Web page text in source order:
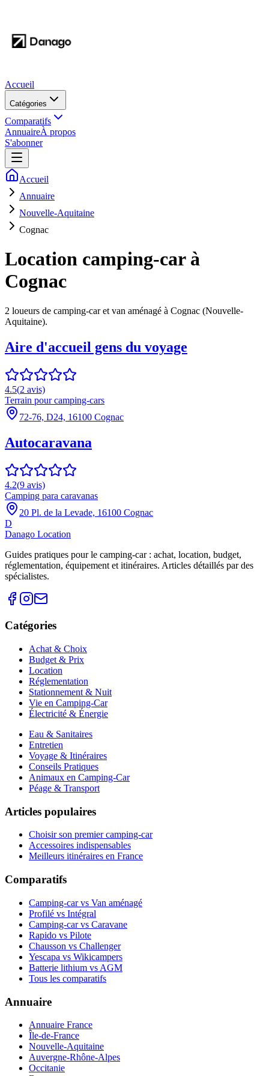
Accueil
Catégories
Comparatifs
AnnuaireÀ propos
S'abonner
Accueil
Annuaire
Nouvelle-Aquitaine
Cognac
Location camping-car à
Cognac
2 loueurs de camping-car et van aménagé à Cognac (Nouvelle-
Aquitaine).
Aire d'accueil gens du voyage
4.5(2 avis)
Terrain pour camping-cars
72-76, D24, 16100 Cognac
Autocaravana
4.2(9 avis)
Camping para caravanas
20 Pl. de la Levade, 16100 Cognac
D
Danago Location
Guides pratiques pour le camping-car : achat, location, budget,
réglementation, équipement et itinéraires. Articles détaillés par des
spécialistes.
Catégories
Achat & Choix
Budget & Prix
Location
Réglementation
Stationnement & Nuit
Vie en Camping-Car
Électricité & Énergie
Eau & Sanitaires
Entretien
Voyage & Itinéraires
Conseils Pratiques
Animaux en Camping-Car
Péage & Transport
Articles populaires
Choisir son premier camping-car
Accessoires indispensables
Meilleurs itinéraires en France
Comparatifs
Camping-car vs Van aménagé
Profilé vs Intégral
Camping-car vs Caravane
Rapido vs Pilote
Chausson vs Challenger
Yescapa vs Wikicampers
Batterie lithium vs AGM
Tous les comparatifs
Annuaire
Annuaire France
Île-de-France
Nouvelle-Aquitaine
Auvergne-Rhône-Alpes
Occitanie